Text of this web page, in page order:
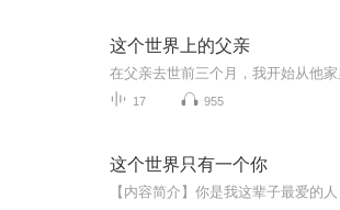
这个世界上的父亲
17 955
这个世界只有一个你